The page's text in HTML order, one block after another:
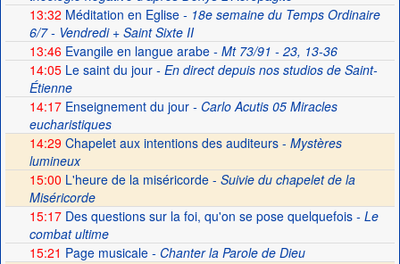
13:32 Méditation en Eglise- 18e semaine du Temps Ordinaire
6/7 - Vendredi + Saint Sixte II
13:46Evangile en langue arabe- Mt 73/91 - 23, 13-36
14:05Le saint du jour- En direct depuis nos studios de Saint-
Étienne
14:17Enseignement du jour- Carlo Acutis 05 Miracles
eucharistiques
14:29 Chapelet aux intentions des auditeurs - Mystères
lumineux
15:00 L'heure de la miséricorde - Suivie du chapelet de la
Miséricorde
15:17Des questions sur la foi, qu'on se pose quelquefois- Le
combat ultime
15:21 Page musicale- Chanter la Parole de Dieu